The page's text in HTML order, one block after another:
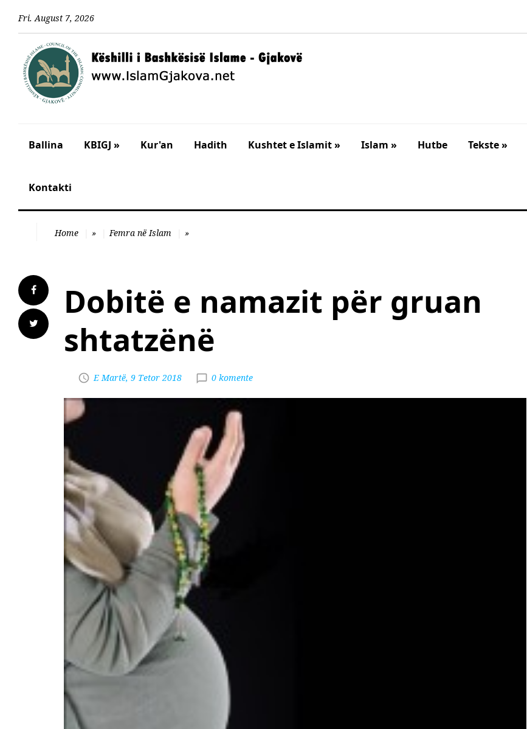
Fri. August 7, 2026
Ballina KBIGJ » Kur'an Hadith Kushtet e Islamit » Islam » Hutbe Tekste »
Kontakti
Home » Femra në Islam »
Dobitë e namazit për gruan
shtatzënë
E Martë, 9 Tetor 2018 0 komente